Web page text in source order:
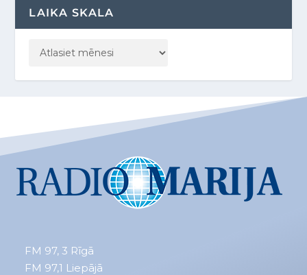
LAIKA SKALA
FM 97, 3 Rīgā
FM 97,1 Liepājā